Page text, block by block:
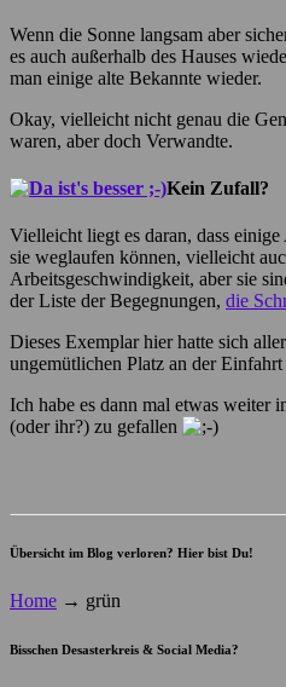
Wenn die Sonne langsam aber
es auch außerhalb des Hauses
man einige alte Bekannte wieder.
Okay, vielleicht nicht genau die
waren, aber doch Verwandte.
Kein Zufall?
Vielleicht liegt es daran, dass
sie weglaufen können, vielleicht
Arbeitsgeschwindigkeit, aber sie
der Liste der Begegnungen, die
Dieses Exemplar hier hatte sich
ungemütlichen Platz an der Einfahrt
Ich habe es dann mal etwas weiter
(oder ihr?) zu gefallen
Übersicht im Blog verloren? Hier bist Du!
Home → grün
Bisschen Desasterkreis & Social Media?